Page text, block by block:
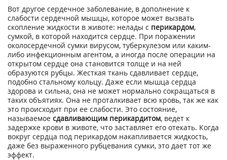
Вот другое сердечное заболевание, в дополнение к
слабости сердечной мышцы, которое может вызвать
скопление жидкости в животе: нелады с перикардом,
сумкой, в которой находится сердце. При поражении
околосердечной сумки вирусом, туберкулезом или каким-
либо инфекционным агентом, а иногда после операции на
открытом сердце она становится толще и на ней
образуются рубцы. Жесткая ткань сдавливает сердце,
подобно стальному кольцу. Даже если мышца сердца
здорова и сильна, она не может нормально сокращаться в
таких объятиях. Она не проталкивает всю кровь, так же как
это происходит при ее слабости. Это состояние,
называемое сдавливающим перикардитом, ведет к
задержке крови в животе, что заставляет его отекать. Когда
вокруг сердца под перикардом накапливается жидкость,
даже без выраженного рубцевания сумки, это дает тот же
эффект.